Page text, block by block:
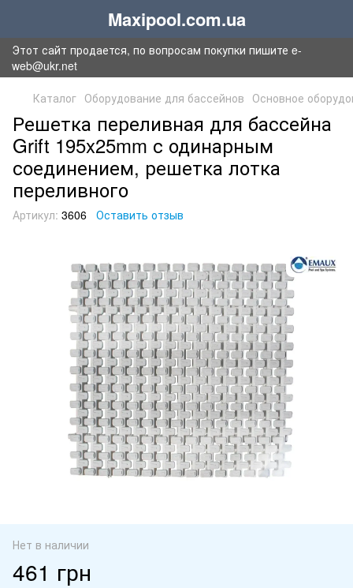
Maxipool.com.ua
Этот сайт продается, по вопросам покупки пишите e-
web@ukr.net
Каталог Оборудование для бассейнов Основное
Решетка переливная для бассейна
Grift 195x25mm с одинарным
соединением, решетка лотка
переливного
Артикул: 3606 Оставить отзыв
Нет в наличии
461 грн